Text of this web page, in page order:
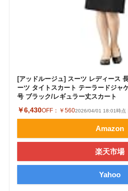
[アッドルージュ] スーツ レディース
ーツ タイトスカート テーラードジャ
号 ブラック/レギュラー丈スカート
￥6,430OFF： ￥5602026/04/01 18:01時点
Amazon
楽天市場
Yahoo